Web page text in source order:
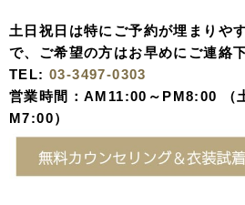
土日祝日は特にご予約が埋まりや
で、ご希望の方はお早めにご連絡
TEL: 03-3497-0303
営業時間：AM11:00～PM8:00 （
M7:00）